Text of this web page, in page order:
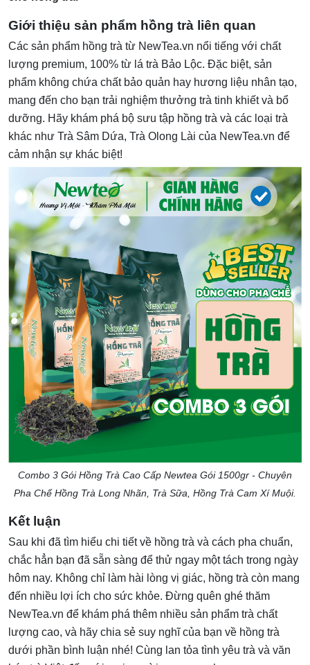
Giới thiệu sản phẩm hồng trà liên quan
Các sản phẩm hồng trà từ NewTea.vn nổi tiếng với chất
lượng premium, 100% từ lá trà Bảo Lộc. Đặc biệt, sản
phẩm không chứa chất bảo quản hay hương liệu nhân tạo,
mang đến cho bạn trải nghiệm thưởng trà tinh khiết và bổ
dưỡng. Hãy khám phá bộ sưu tập hồng trà và các loại trà
khác như Trà Sâm Dứa, Trà Olong Lài của NewTea.vn để
cảm nhận sự khác biệt!
Combo 3 Gói Hồng Trà Cao Cấp Newtea Gói 1500gr - Chuyên
Pha Chế Hồng Trà Long Nhãn, Trà Sữa, Hồng Trà Cam Xí Muội.
Kết luận
Sau khi đã tìm hiểu chi tiết về hồng trà và cách pha chuẩn,
chắc hẳn bạn đã sẵn sàng để thử ngay một tách trong ngày
hôm nay. Không chỉ làm hài lòng vị giác, hồng trà còn mang
đến nhiều lợi ích cho sức khỏe. Đừng quên ghé thăm
NewTea.vn để khám phá thêm nhiều sản phẩm trà chất
lượng cao, và hãy chia sẻ suy nghĩ của bạn về hồng trà
dưới phần bình luận nhé! Cùng lan tỏa tình yêu trà và văn